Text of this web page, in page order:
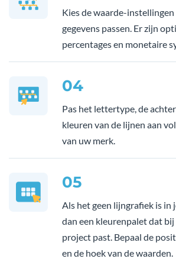
Kies de waarde-
gegevens passen. Er zijn
percentages en monetaire
04
Pas het lettertype, de
kleuren van de lijnen aan
van uw merk.
05
Als het geen lijngrafiek is in
dan een kleurenpalet dat
project past. Bepaal de
en de hoek van de waarden.